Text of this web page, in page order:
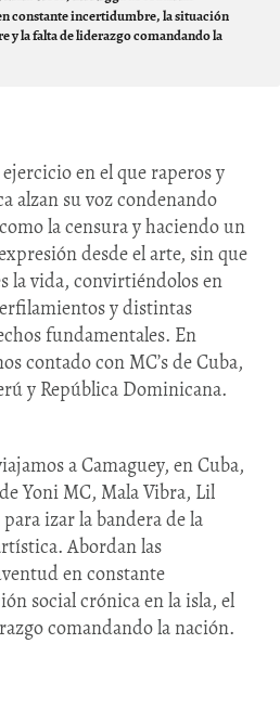
constante incertidumbre, la situación
y la falta de liderazgo comandando la
en el que raperos y
alzan su voz condenando
la censura y haciendo un
desde el arte, sin que
la vida, convirtiéndolos en
y distintas
fundamentales. En
contado con MC’s de Cuba,
y República Dominicana.
a Camaguey, en Cuba,
Yoni MC, Mala Vibra, Lil
izar la bandera de la
Abordan las
en constante
social crónica en la isla, el
comandando la nación.